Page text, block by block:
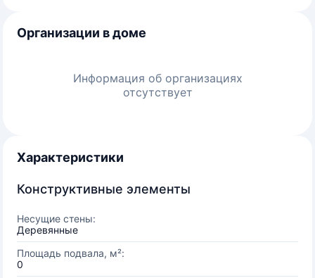
Организации в доме
Информация об организациях
отсутствует
Характеристики
Конструктивные элементы
Несущие стены:
Деревянные
Площадь подвала, м²:
0